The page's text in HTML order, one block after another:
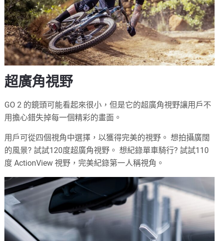
超廣角視野
GO 2 的鏡頭可能看起來很小，但是它的超廣角視野讓用戶不
用擔心錯失掉每一個精彩的畫面。
用戶可從四個視角中選擇，以獲得完美的視野。 想拍攝廣闊
的風景? 試試120度超廣角視野。 想紀錄單車騎行? 試試110
度 ActionView 視野，完美紀錄第一人稱視角。